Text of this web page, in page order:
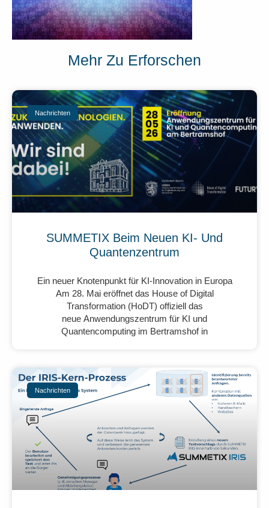
Mehr Zu Erforschen
Nachrichten
SUMMETIX Beim Neuen KI- Und
Quantenzentrum
Ein neuer Knotenpunkt für KI-Innovation in Europa
Am 28. Mai eröffnet das House of Digital
Transformation (HoDT) offiziell das
neue Anwendungszentrum für KI und
Quantencomputing im Bertramshof in
Nachrichten